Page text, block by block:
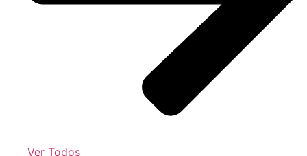
Ver Todos